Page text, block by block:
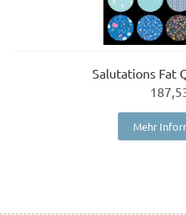
Salutations Fat
Mehr